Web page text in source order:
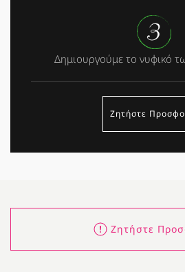
Δημιουργούμε το νυφικό
Ζητήστε
Ζητήστε